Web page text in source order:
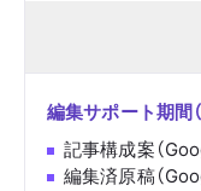
編集サポート期間
記事構成案（
編集済原稿（